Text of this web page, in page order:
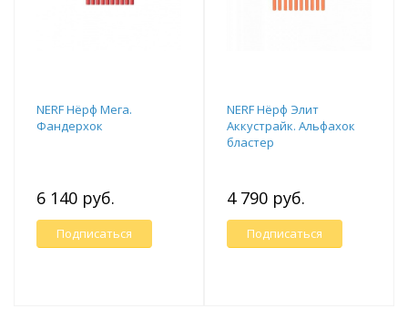
NERF Нёрф Мега.
Фандерхок
6 140 руб.
Подписаться
NERF Нёрф Элит
Аккустрайк. Альфахок
бластер
4 790 руб.
Подписаться